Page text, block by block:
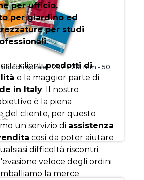
spirale - 297 x 210 mm - 50
per ufficio,
per giardino ed
per studi
clientiprodotti di
e la maggior parte di
in Italy. Il nostro
è la piena
del cliente, per questo
un servizio di assistenza
così da poter aiutare
difficoltà riscontri.
veloce degli ordini
la merce